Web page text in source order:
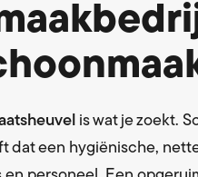
Een vak
is wat je zoekt.
dat een hygiënische,